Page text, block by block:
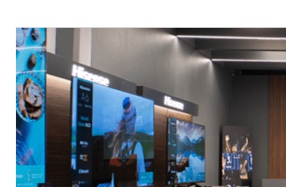
del
Laser
TV
Hisense